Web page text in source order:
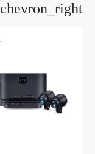
chevron_right